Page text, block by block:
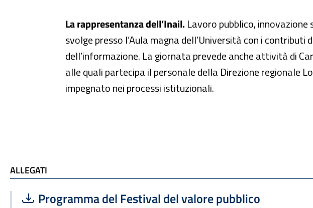
La rappresentanza dell’Inail. Lavoro pubblico,
svolge presso l’Aula magna dell’Università con i
dell’informazione. La giornata prevede anche attività di
alle quali partecipa il personale della Direzione regionale
impegnato nei processi istituzionali.
ALLEGATI e TI POTREBBE INTERESSARE
ALLEGATI
Scarica file:
Programma del Festival del valore pubblico
Formato PDF — Dimensione 284.92 kB